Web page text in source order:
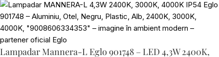
Lampadar Mannera-L Eglo 901748 – LED 4,3W 2400K,